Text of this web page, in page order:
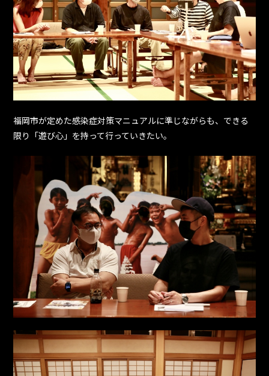
福岡市が定めた感染症対策マニュアルに準じながらも、できる
限り「遊び心」を持って行っていきたい。